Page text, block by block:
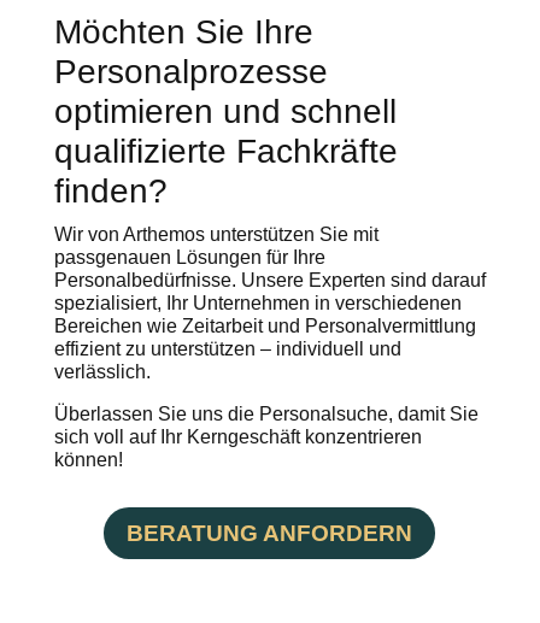
Möchten Sie Ihre
Personalprozesse
optimieren und schnell
qualifizierte Fachkräfte
finden?
Wir von Arthemos unterstützen Sie mit
passgenauen Lösungen für Ihre
Personalbedürfnisse. Unsere Experten sind darauf
spezialisiert, Ihr Unternehmen in verschiedenen
Bereichen wie Zeitarbeit und Personalvermittlung
effizient zu unterstützen – individuell und
verlässlich.
Überlassen Sie uns die Personalsuche, damit Sie
sich voll auf Ihr Kerngeschäft konzentrieren
können!
BERATUNG ANFORDERN